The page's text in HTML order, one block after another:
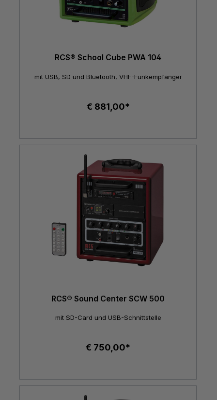
RCS® School Cube PWA 104
mit USB, SD und Bluetooth, VHF-Funkempfänger
€ 881,00*
RCS® Sound Center SCW 500
mit SD-Card und USB-Schnittstelle
€ 750,00*